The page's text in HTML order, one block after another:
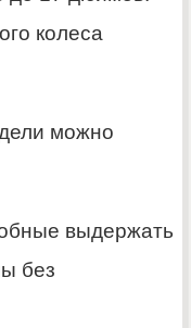
колеса
можно
выдержать
без